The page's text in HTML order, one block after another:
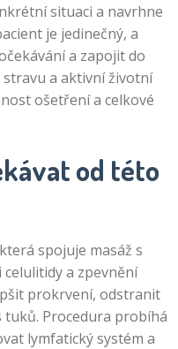
situaci a navrhne
je jedinečný, a
a zapojit do
a aktivní životní
ošetření a celkové
od této
spojuje masáž s
a zpevnění
prokrvení, odstranit
Procedura probíhá
lymfatický systém a